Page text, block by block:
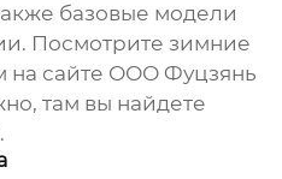
базовые модели
Посмотритезимние
на сайте ООО Фуцзянь
там вы найдете